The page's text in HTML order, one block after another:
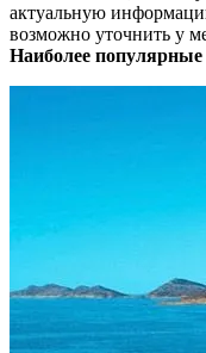
актуальную
возможно уточнить у
Наиболее